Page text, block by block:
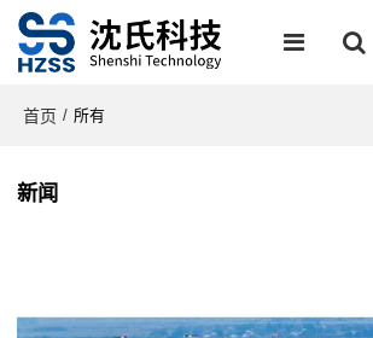
首页 / 所有
新闻